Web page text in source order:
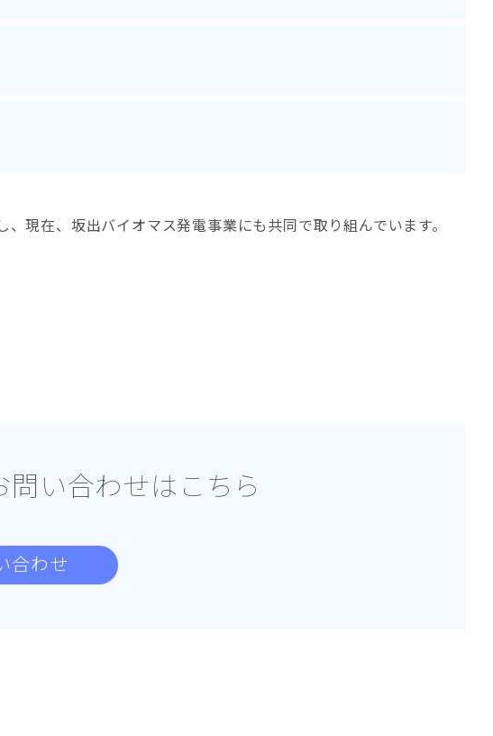
現在、坂出バイオマス発電事業にも共同で取り組んでいます。
問い合わせはこちら
合わせ